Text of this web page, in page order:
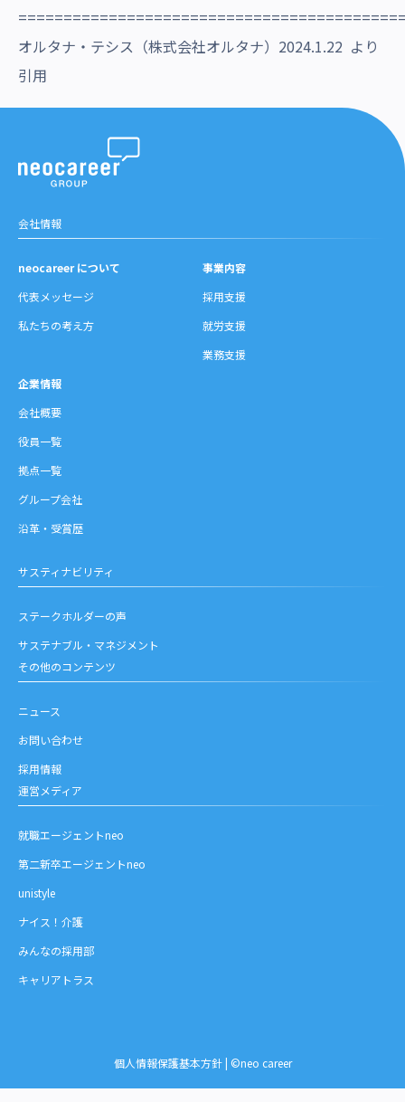
オルタナ・テシス（株式会社オルタナ）2024.1.22 より
引用
会社情報
neocareer について
代表メッセージ
私たちの考え方
事業内容
採用支援
就労支援
業務支援
企業情報
会社概要
役員一覧
拠点一覧
グループ会社
沿革・受賞歴
サスティナビリティ
ステークホルダーの声
サステナブル・マネジメント
その他のコンテンツ
ニュース
お問い合わせ
採用情報
運営メディア
就職エージェントneo
第二新卒エージェントneo
unistyle
ナイス！介護
みんなの採用部
キャリアトラス
個人情報保護基本方針| ©neo career